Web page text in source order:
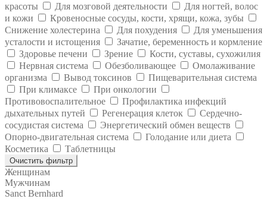
красоты
Для мозговой деятельности
Для ногтей, волос
и кожи
Кровеносные сосуды, кости, хрящи, кожа, зубы
Снижение холестерина
Для похудения
Для уменьшения
усталости и истощения
Зачатие, беременность и кормление
Здоровье печени
Зрение
Кости, суставы, сухожилия
Нервная система
Обезболивающее
Омолаживание
организма
Вывод токсинов
Пищеварительная система
При климаксе
При онкологии
Противовоспалительное
Профилактика инфекций
дыхательных путей
Регенерация клеток
Сердечно-
сосудистая система
Энергетический обмен веществ
Опорно-двигательная система
Голодание или диета
Косметика
Таблетницы
Очистить фильтр
Женщинам
Мужчинам
Sanct Bernhard